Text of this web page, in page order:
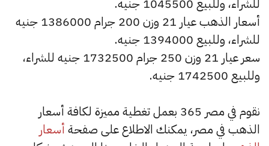
أسعار الذهب عيار 21 وزن 200 جرام 1386000 جنيه
للشراء، وللبيع 1394000 جنيه.
سعر عيار 21 وزن 250 جرام 1732500 جنيه للشراء،
وللبيع 1742500 جنيه.
نقوم في مصر 365 بعمل تغطية مميزة لكافة أسعار
الذهب في مصر، يمكنك الاطلاع على صفحة أسعار